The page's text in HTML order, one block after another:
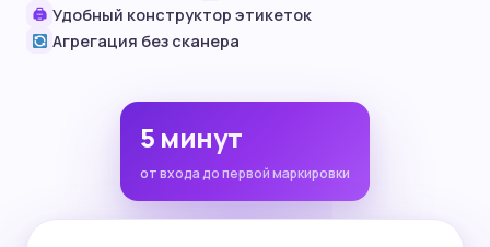
🖨 Удобный конструктор этикеток
Агрегация без сканера
5 минут
от входа до первой маркировки